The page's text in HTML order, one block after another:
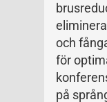
och
för
på